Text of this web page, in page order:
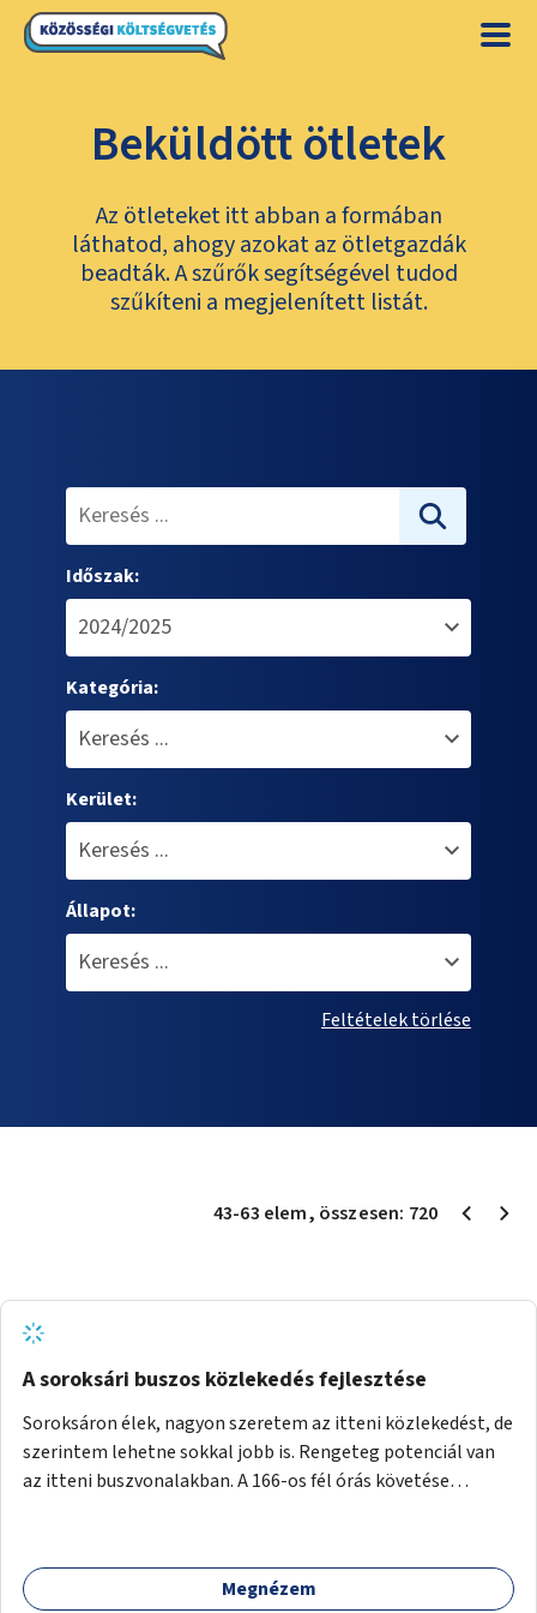
Beküldött ötletek
Az ötleteket itt abban a formában
láthatod, ahogy azokat az ötletgazdák
beadták. A szűrők segítségével tudod
szűkíteni a megjelenített listát.
Időszak:
Kategória:
Kerület:
Állapot:
Feltételek törlése
43-63 elem, összesen: 720
A soroksári buszos közlekedés fejlesztése
Soroksáron élek, nagyon szeretem az itteni közlekedést, de
szerintem lehetne sokkal jobb is. Rengeteg potenciál van
az itteni buszvonalakban. A 166-os fél órás követése
HÉVet, ráadásul kényelmes alacsonypadlós szolgáltatást
nyújt. Hétköznap csúcsidőben a 166-os járhatna 15
Megnézem